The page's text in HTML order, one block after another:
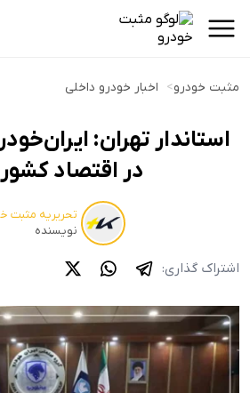
مثبت خودرو> اخبار خودرو داخلی
استاندار تهران:
در اقتصاد
تحریریه مثبت
نویسنده
اشتراک گذاری: